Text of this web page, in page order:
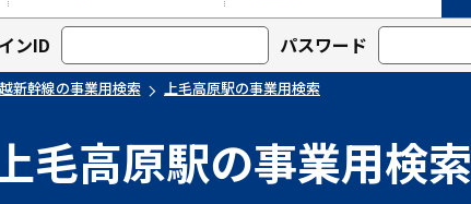
ンID パスワード
新幹線の事業用検索 上毛高原駅の事業用検索
毛高原駅の事業用検索